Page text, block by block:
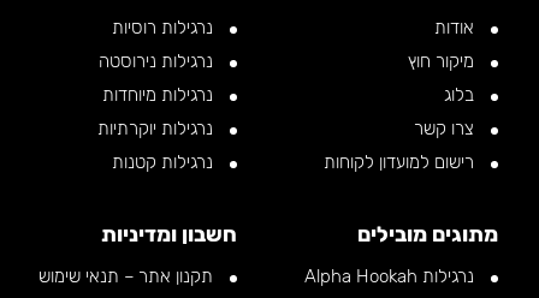
אודות
מיקור חוץ
בלוג
צרו קשר
רישום למועדון לקוחות
נרגילות רוסיות
נרגילות נירוסטה
נרגילות מיוחדות
נרגילות יוקרתיות
נרגילות קטנות
מתוגים מובילים
נרגילות Alpha Hookah
חשבון ומדיניות
תקנון אתר – תנאי שימוש